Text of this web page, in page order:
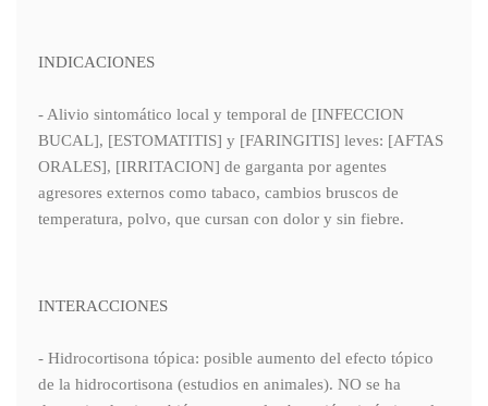
INDICACIONES
- Alivio sintomático local y temporal de [INFECCION
BUCAL], [ESTOMATITIS] y [FARINGITIS] leves: [AFTAS
ORALES], [IRRITACION] de garganta por agentes
agresores externos como tabaco, cambios bruscos de
temperatura, polvo, que cursan con dolor y sin fiebre.
INTERACCIONES
- Hidrocortisona tópica: posible aumento del efecto tópico
de la hidrocortisona (estudios en animales). NO se ha